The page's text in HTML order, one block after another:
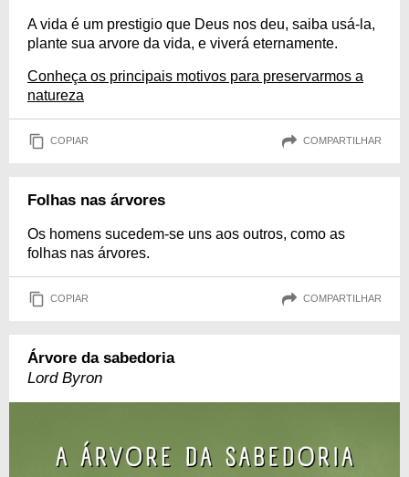
A vida é um prestigio que Deus nos deu, saiba usá-la,
plante sua arvore da vida, e viverá eternamente.
Conheça os principais motivos para preservarmos a
natureza
COPIAR COMPARTILHAR
Folhas nas árvores
Os homens sucedem-se uns aos outros, como as
folhas nas árvores.
COPIAR COMPARTILHAR
Árvore da sabedoria
Lord Byron